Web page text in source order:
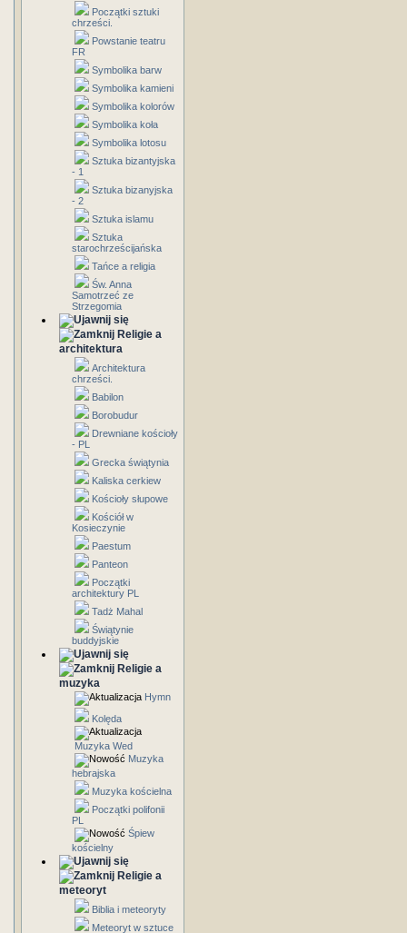
Początki sztuki
chrześci.
Powstanie teatru
FR
Symbolika barw
Symbolika kamieni
Symbolika kolorów
Symbolika koła
Symbolika lotosu
Sztuka bizantyjska
- 1
Sztuka bizanyjska
- 2
Sztuka islamu
Sztuka
starochrześcijańska
Tańce a religia
Św. Anna
Samotrzeć ze
Strzegomia
Religie a
architektura
Architektura
chrześci.
Babilon
Borobudur
Drewniane kościoły
- PL
Grecka świątynia
Kaliska cerkiew
Kościoły słupowe
Kościół w
Kosieczynie
Paestum
Panteon
Początki
architektury PL
Tadż Mahal
Świątynie
buddyjskie
Religie a
muzyka
Hymn
Kolęda
Muzyka Wed
Muzyka
hebrajska
Muzyka kościelna
Początki polifonii
PL
Śpiew
kościelny
Religie a
meteoryt
Biblia i meteoryty
Meteoryt w sztuce